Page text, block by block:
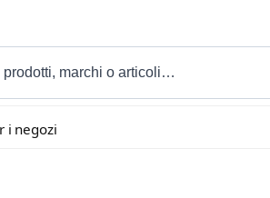
i negozi